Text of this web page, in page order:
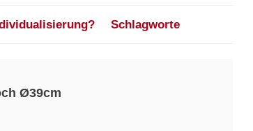
Schlagworte
Ø39cm